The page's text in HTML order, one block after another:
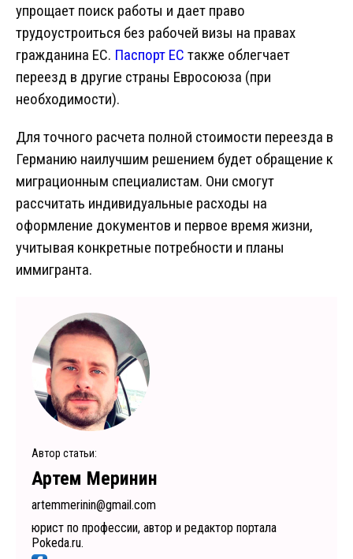
упрощает поиск работы и дает право
трудоустроиться без рабочей визы на правах
гражданина ЕС. Паспорт ЕС также облегчает
переезд в другие страны Евросоюза (при
необходимости).
Для точного расчета полной стоимости переезда в
Германию наилучшим решением будет обращение к
миграционным специалистам. Они смогут
рассчитать индивидуальные расходы на
оформление документов и первое время жизни,
учитывая конкретные потребности и планы
иммигранта.
Автор статьи:
Артем Меринин
artemmerinin@gmail.com
юрист по профессии, автор и редактор портала
Pokeda.ru.